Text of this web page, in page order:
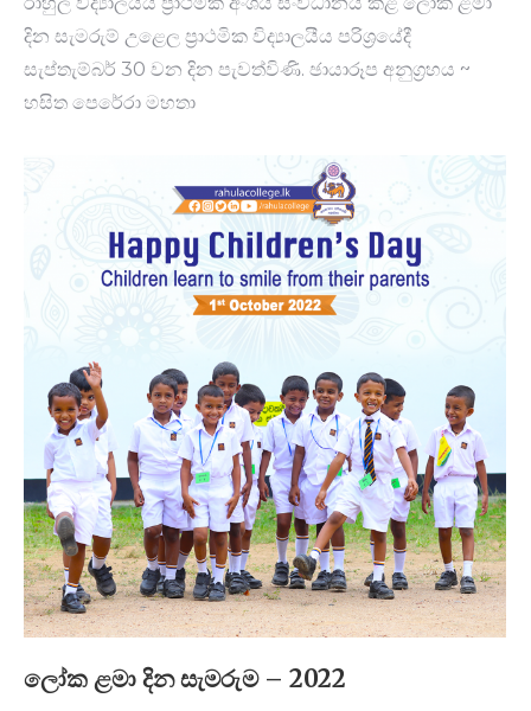
දින සැමරුම් උළෙල ප්‍රාථමික විද්‍යාලයීය පරිශ්‍රයේදී
සැප්තැම්බර් 30 වන දින පැවත්විණි. ඡායාරූප අනුග්‍රහය ~
හසිත පෙරේරා මහතා
ලෝක ළමා දින සැමරුම – 2022